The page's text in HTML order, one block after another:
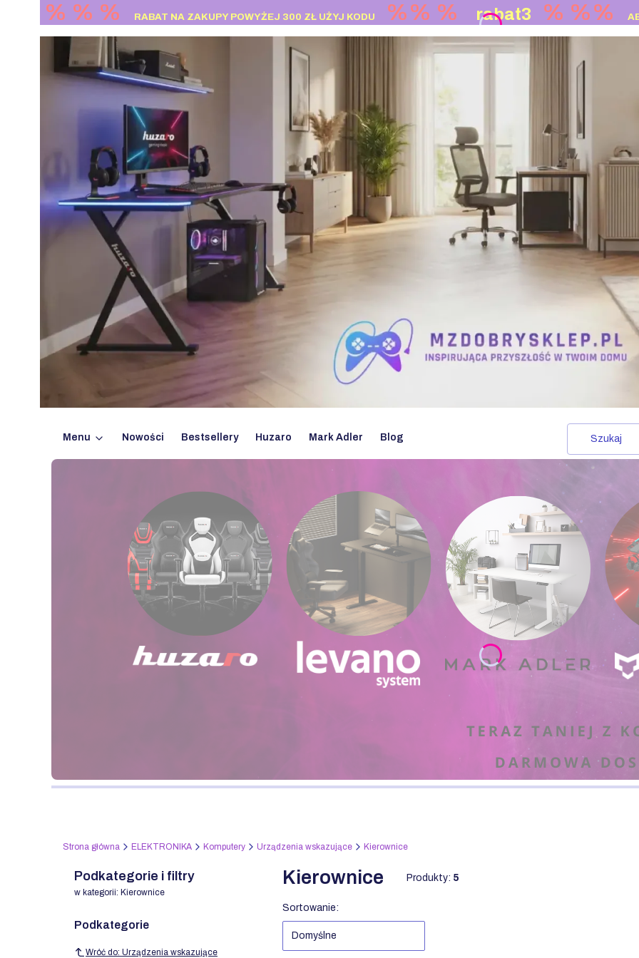
% % % RABAT NA ZAKUPY POWYŻEJ 300 ZŁ UŻYJ KODU %% % rabat3 % %%
Menu Nowości Bestsellery Huzaro Mark Adler Blog
Naciśnij Enter lub spację, aby otworzyć stronę.
Strona główna ELEKTRONIKA Komputery Urządzenia wskazujące Kierownice
Podkategorie i filtry
w kategorii: Kierownice
Podkategorie
Wróć do: Urządzenia wskazujące
Kierownice Produkty: 5
Lista produktów
Sortowanie:
Domyślne